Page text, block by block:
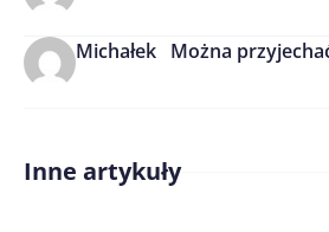
Treść
Michałek Można
Inne artykuły